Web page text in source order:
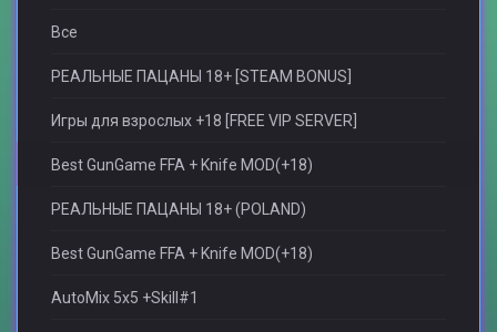
Все
РЕАЛЬНЫЕ ПАЦАНЫ 18+ [STEAM BONUS]
Игры для взрослыx +18 [FREE VIP SERVER]
Best GunGame FFA + Knife MOD(+18)
РЕАЛЬНЫЕ ПАЦАНЫ 18+ (POLAND)
Best GunGame FFA + Knife MOD(+18)
AutoMix 5x5 +Skill#1